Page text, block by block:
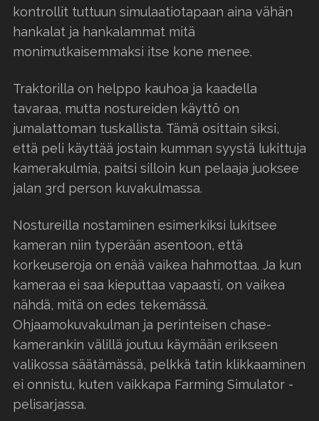
kontrollit tuttuun simulaatiotapaan aina vähän
hankalat ja hankalammat mitä
monimutkaisemmaksi itse kone menee.
Traktorilla on helppo kauhoa ja kaadella
tavaraa, mutta nostureiden käyttö on
jumalattoman tuskallista. Tämä osittain siksi,
että peli käyttää jostain kumman syystä lukittuja
kamerakulmia, paitsi silloin kun pelaaja juoksee
jalan 3rd person kuvakulmassa.
Nostureilla nostaminen esimerkiksi lukitsee
kameran niin typerään asentoon, että
korkeuseroja on enää vaikea hahmottaa. Ja kun
kameraa ei saa kieputtaa vapaasti, on vaikea
nähdä, mitä on edes tekemässä.
Ohjaamokuvakulman ja perinteisen chase-
kamerankin välillä joutuu käymään erikseen
valikossa säätämässä, pelkkä tatin klikkaaminen
ei onnistu, kuten vaikkapa Farming Simulator -
pelisarjassa.